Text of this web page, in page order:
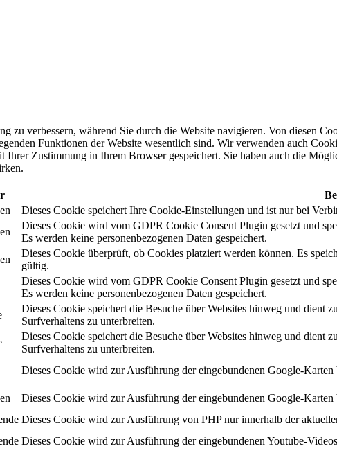
zu verbessern, während Sie durch die Website navigieren. Von diesen
Funktionen der Website wesentlich sind. Wir verwenden auch
Ihrer Zustimmung in Ihrem Browser gespeichert. Sie haben auch die
Dieses Cookie speichert Ihre Cookie-Einstellungen und ist nur bei
Dieses Cookie wird vom GDPR Cookie Consent Plugin gesetzt und
Es werden keine personenbezogenen Daten gespeichert.
Dieses Cookie überprüft, ob Cookies platziert werden können. Es
gültig.
Dieses Cookie wird vom GDPR Cookie Consent Plugin gesetzt und
Es werden keine personenbezogenen Daten gespeichert.
Dieses Cookie speichert die Besuche über Websites hinweg und dient
Surfverhaltens zu unterbreiten.
Dieses Cookie speichert die Besuche über Websites hinweg und dient
Surfverhaltens zu unterbreiten.
Dieses Cookie wird zur Ausführung der eingebundenen Google-Karten
Dieses Cookie wird zur Ausführung der eingebundenen Google-Karten
Dieses Cookie wird zur Ausführung von PHP nur innerhalb der
Dieses Cookie wird zur Ausführung der eingebundenen Youtube-